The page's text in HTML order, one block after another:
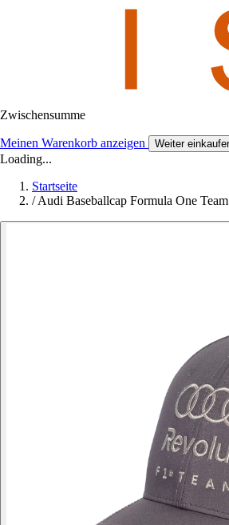
Zwischensumme
Meinen Warenkorb anzeigen Weiter
Loading...
Startseite
/ Audi Baseballcap Formula One Team